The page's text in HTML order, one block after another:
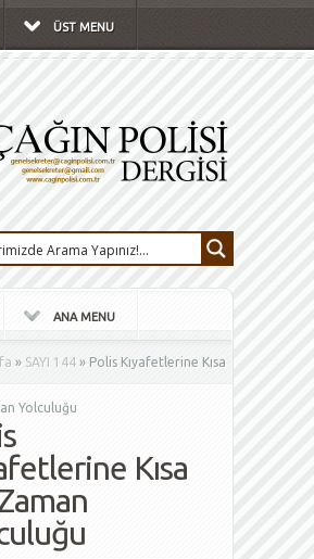
ÜST MENU
ANA MENU
» SAYI 144 » Polis Kıyafetlerine Kısa
Yolculuğu
Kısa